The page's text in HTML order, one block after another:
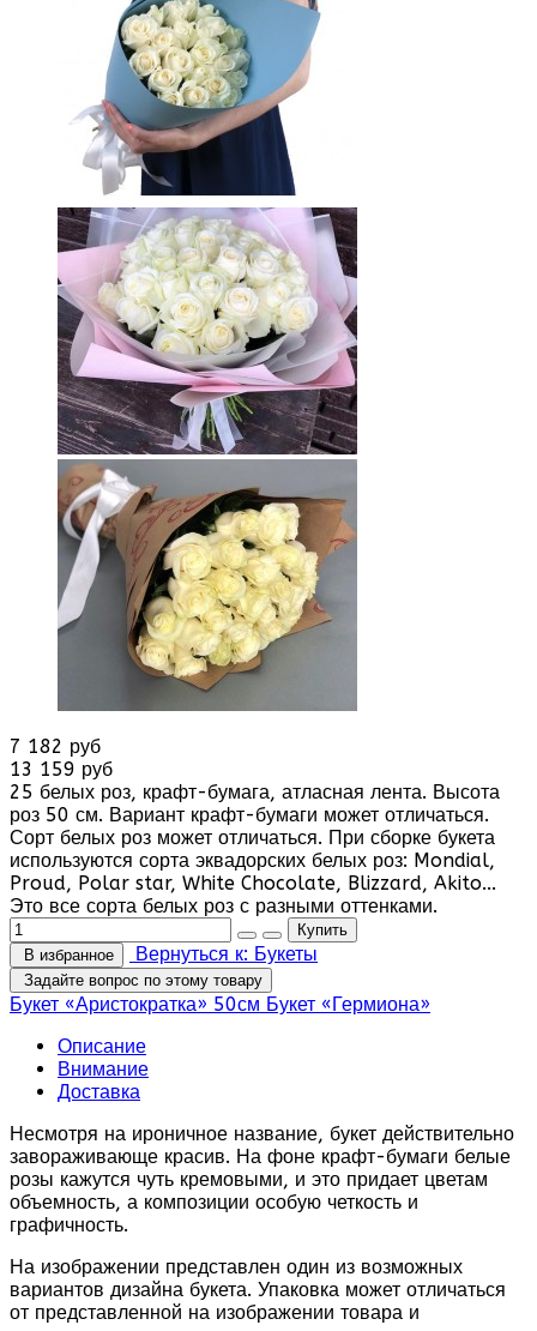
7 182 руб
13 159 руб
25 белых роз, крафт-бумага, атласная лента. Высота
роз 50 см. Вариант крафт-бумаги может отличаться.
Сорт белых роз может отличаться. При сборке букета
используются сорта эквадорских белых роз: Mondial,
Proud, Polar star, White Chocolate, Blizzard, Akito...
Это все сорта белых роз с разными оттенками.
В избранное Вернуться к: Букеты
Задайте вопрос по этому товару
Букет «Аристократка» 50см Букет «Гермиона»
Описание
Внимание
Доставка
Несмотря на ироничное название, букет действительно
завораживающе красив. На фоне крафт-бумаги белые
розы кажутся чуть кремовыми, и это придает цветам
объемность, а композиции особую четкость и
графичность.
На изображении представлен один из возможных
вариантов дизайна букета. Упаковка может отличаться
от представленной на изображении товара и